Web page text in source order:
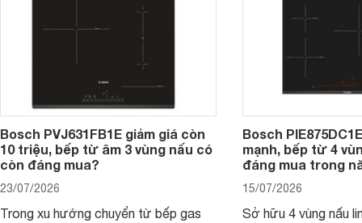
Bosch PVJ631FB1E giảm giá còn
10 triệu, bếp từ âm 3 vùng nấu có
còn đáng mua?
23/07/2026
Trong xu hướng chuyển từ bếp gas
Bosch
mạnh, bếp từ 4
đáng mua trong
15/07/2026
Sở hữu 4 vùng nấu